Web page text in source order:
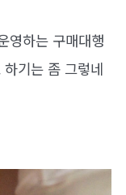
영하는 구매대행
기는 좀 그렇네